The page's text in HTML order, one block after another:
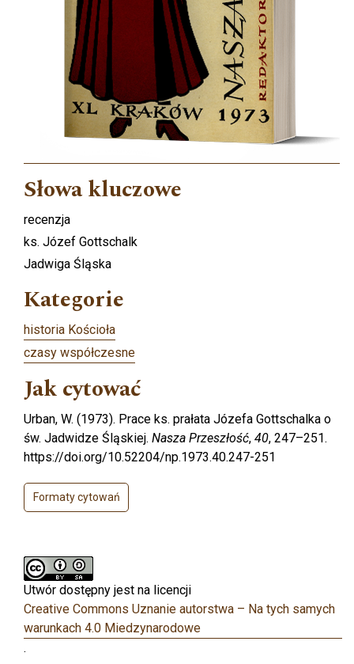
Słowa kluczowe
recenzja
ks. Józef Gottschalk
Jadwiga Śląska
Kategorie
historia Kościoła
czasy współczesne
Jak cytować
Urban, W. (1973). Prace ks. prałata Józefa Gottschalka o
św. Jadwidze Śląskiej. Nasza Przeszłość, 40, 247–251.
https://doi.org/10.52204/np.1973.40.247-251
Formaty cytowań
Utwór dostępny jest na licencji
Creative Commons Uznanie autorstwa – Na tych samych
warunkach 4.0 Miedzynarodowe
.